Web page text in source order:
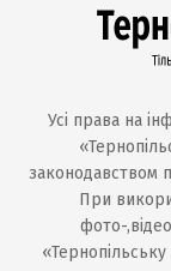
Усі права на
законодавством
При
фото-